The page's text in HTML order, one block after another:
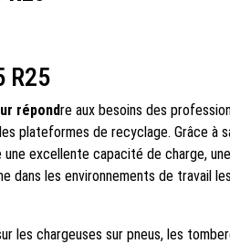
R25
répondre aux besoins des
plateformes de recyclage. Grâce à
excellente capacité de charge,
dans les environnements de travail
les chargeuses sur pneus, les